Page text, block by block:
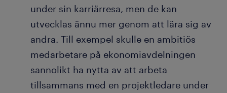
under sin karriärresa, men de kan
utvecklas ännu mer genom att lära sig av
andra. Till exempel skulle en ambitiös
medarbetare på ekonomiavdelningen
sannolikt ha nytta av att arbeta
tillsammans med en projektledare under